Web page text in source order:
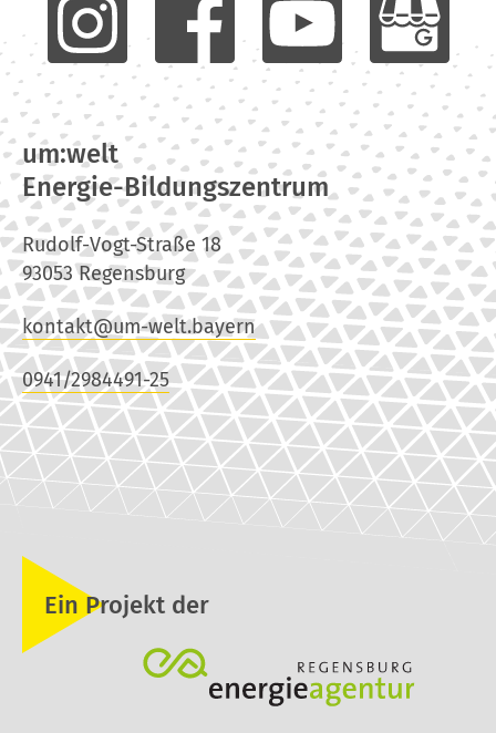
um:welt
Energie-Bildungszentrum
Rudolf-Vogt-Straße 18
93053 Regensburg
kontakt@um-welt.bayern
0941/2984491-25
Ein Projekt der